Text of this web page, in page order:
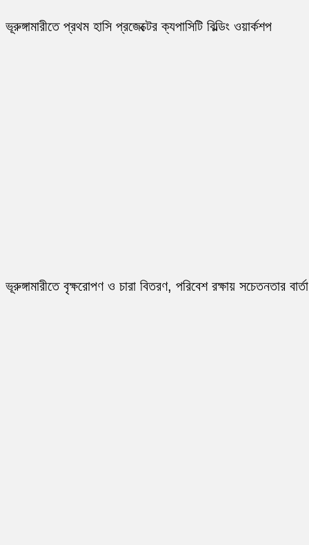
ভূরুঙ্গামারীতে প্রথম হাসি প্রজেক্টের ক্যপাসিটি বিল্ডিং ওয়ার্কশপ
ভূরুঙ্গামারীতে বৃক্ষরোপণ ও চারা বিতরণ, পরিবেশ রক্ষায় সচেতনতার বার্তা